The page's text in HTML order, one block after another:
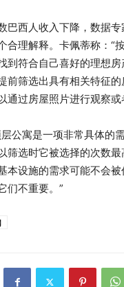
巴西人收入下降，数据
合理解释。卡佩蒂称：“
到符合自己喜好的理想
前筛选出具有相关特征
通过房屋照片进行观察或
公寓是一项非常具体的
筛选时它被选择的次数
本设施的需求可能不会被
们不重要。”